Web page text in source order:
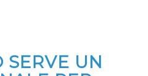
SERVE UN